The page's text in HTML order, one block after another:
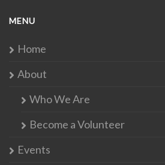
MENU
Home
About
Who We Are
Become a Volunteer
Events